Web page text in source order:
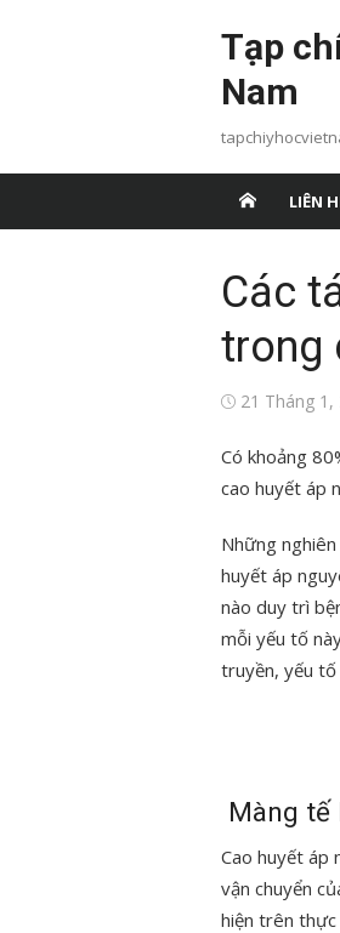
Tạp
Nam
LIÊN
Các
trong
Đăng21 Tháng 1,
Có khoảng
cao huyết áp
Những
huyết áp
nào duy trì
mỗi yếu tố
truyền, yếu
Màng tế
Cao huyết áp
vận chuyển
hiện trên thực